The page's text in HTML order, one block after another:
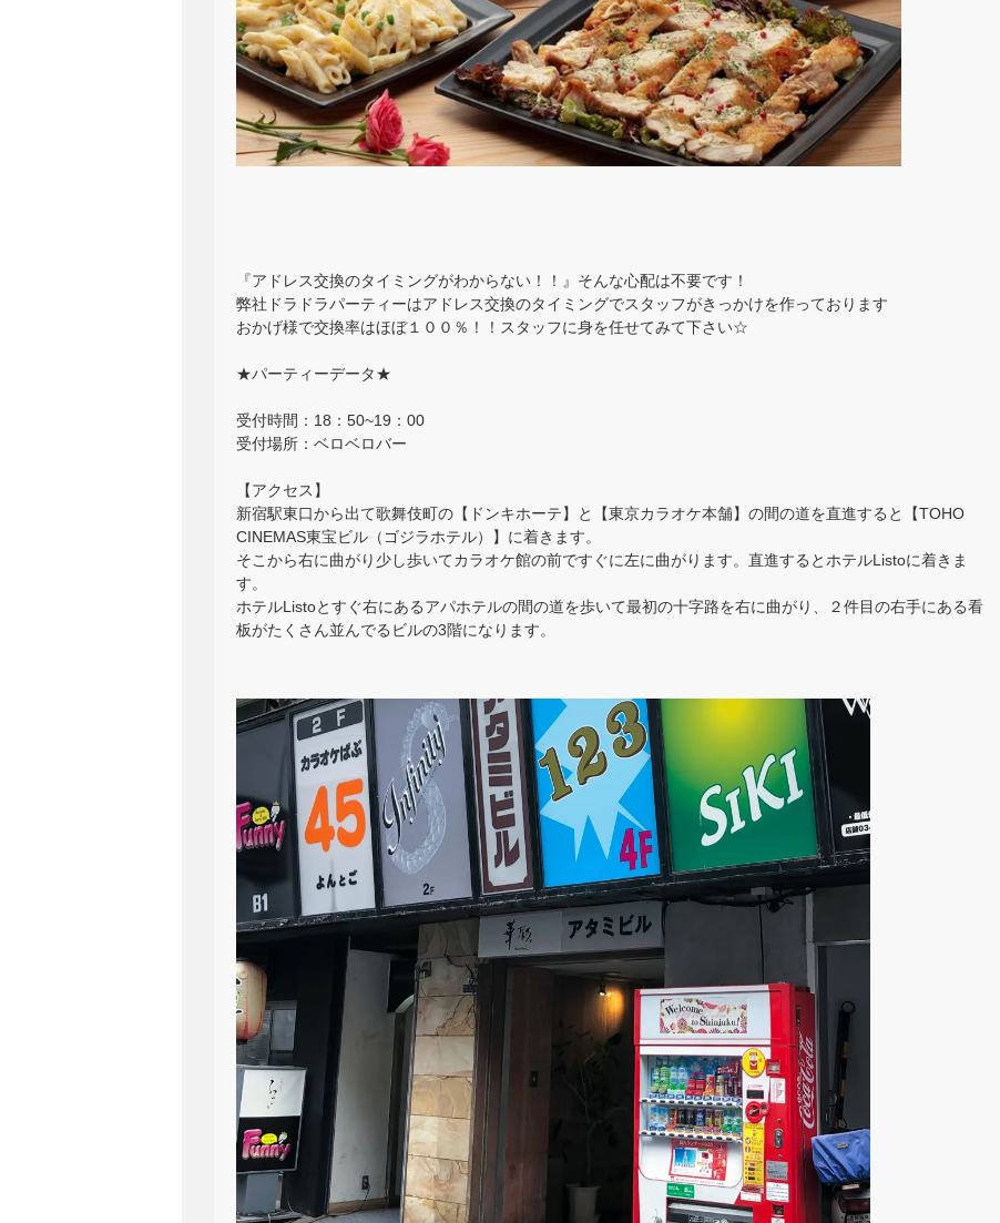
『アドレス交換のタイミングがわからない！！』そんな心配は不要です！
弊社ドラドラパーティーはアドレス交換のタイミングでスタッフがきっかけを作っております
おかげ様で交換率はほぼ１００％！！スタッフに身を任せてみて下さい☆
★パーティーデータ★
受付時間：18：50~19：00
受付場所：ベロベロバー
【アクセス】
新宿駅東口から出て歌舞伎町の【ドンキホーテ】と【東京カラオケ本舗】の間の道を直進すると【TOHO
CINEMAS東宝ビル（ゴジラホテル）】に着きます。
そこから右に曲がり少し歩いてカラオケ館の前ですぐに左に曲がります。直進するとホテルListoに着きま
す。
ホテルListoとすぐ右にあるアパホテルの間の道を歩いて最初の十字路を右に曲がり、２件目の右手にある看
板がたくさん並んでるビルの3階になります。